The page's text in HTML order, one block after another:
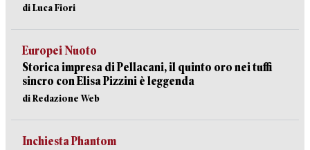
di Luca Fiori
Europei Nuoto
Storica impresa di Pellacani, il quinto oro nei tuffi
sincro con Elisa Pizzini è leggenda
di Redazione Web
Inchiesta Phantom